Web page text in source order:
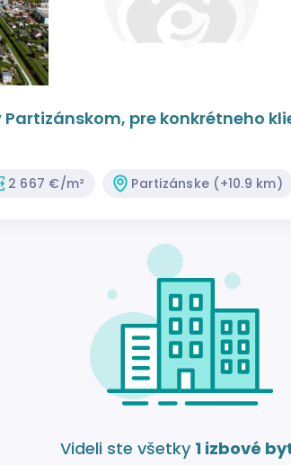
pre konkrétneho
2 667 €/m² Partizánske (+10.9 km)
Videli ste všetky 1 izbové